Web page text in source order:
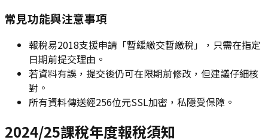
常見功能與注意事項
報稅易2018支援申請「暫緩繳交暫繳稅」，只需在指定
日期前提交理由。
若資料有誤，提交後仍可在限期前修改，但建議仔細核
對。
所有資料傳送經256位元SSL加密，私隱受保障。
2024/25課稅年度報稅須知